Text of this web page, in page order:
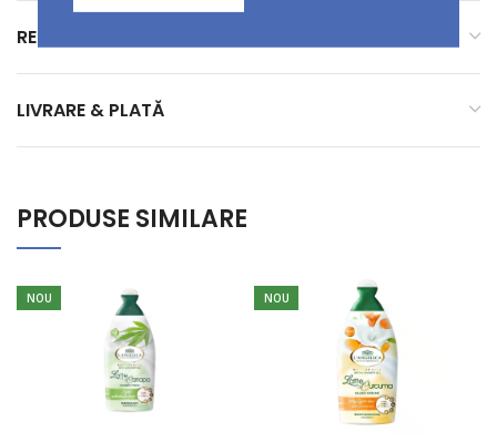
RECENZII (0)
LIVRARE & PLATĂ
PRODUSE SIMILARE
NOU NOU